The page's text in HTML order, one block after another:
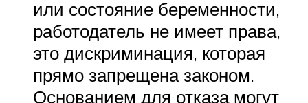
или состояние беременности,
работодатель не имеет права,
это дискриминация, которая
прямо запрещена законом.
Основанием для отказа могут